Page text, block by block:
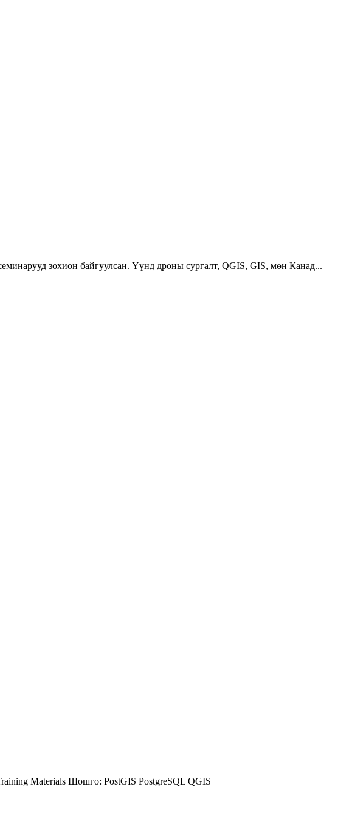
зохион байгуулсан. Үүнд дроны сургалт, QGIS, GIS, мөн Канад...
Materials Шошго: PostGIS PostgreSQL QGIS